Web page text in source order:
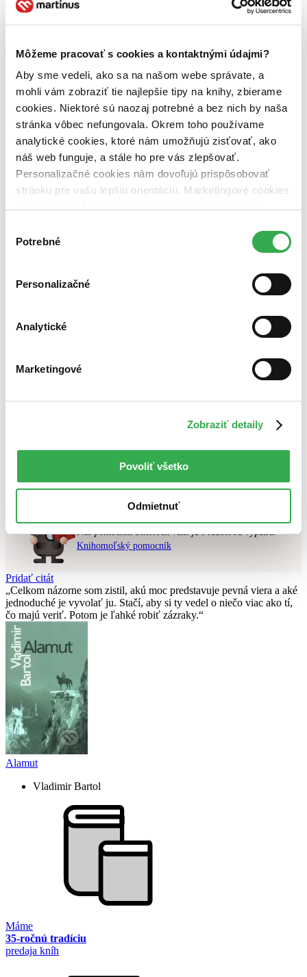
Môžeme pracovať s cookies a kontaktnými údajmi?
Aby sme vedeli, ako sa na našom webe správate, a
mohli vám zobraziť tie najlepšie tipy na knihy, zbierame
cookies. Niektoré sú naozaj potrebné a bez nich by naša
stránka vôbec nefungovala. Okrem toho používame
analytické cookies, ktoré nám umožňujú zisťovať, ako
náš web funguje, a stále ho pre vás zlepšovať.
Personalizačné cookies nám dovoľujú prispôsobovať
stránku pre vašu lepšiu orientáciu. Marketingové cookies
nám pomohlo, keby sme mohli používať všetky tieto
súhlasu
Potrebné
Personalizačné
Analytické
Marketingové
Zobraziť detaily
Povoliť všetko
Odmietnuť
predpredaj (0 titulov)
pripravujeme (0 titulov)pripravujeme
dostupná (bez vypredaných) (0 titulov)dostupná (bez
vypredaných)
Nové / čítané
nová (0 titulov)nová
čítaná (0 titulov)čítaná
čítaná - výborný stav (0 titulov)čítaná - výborný stav
čítaná - mierne opotrebovaná (0 titulov)
čítaná - mierne
opotrebovaná
čítané verzie vypredaných kníh (0 titulov)čítané verzie
Bestsellery
Top hodnotené
Najlacnejšie
Skúste prosím zmeniť vyhľadávaný výraz.
Náš pomocník Sherlock vám ju s radosťou vypátra!
Knihomoľský pomocník
Pridať citát
Celkom názorne som zistil, akú moc predstavuje pevná viera a aké
jednoduché je vyvolať ju. Stačí, aby si ty vedel o niečo viac ako tí,
čo majú veriť. Potom je ľahké robiť zázraky.
Alamut
Vladimir Bartol
Máme
35-ročnú tradíciu
predaja kníh